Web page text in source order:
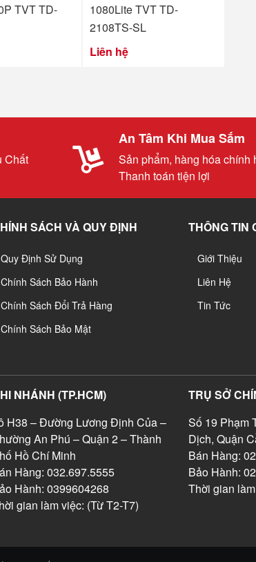
TVT TD-
1080Lite TVT TD-
2108TS-SL
Liên hệ
Chất
An Tâm Khi Mua Sắm
Sản phẩm, hàng hóa chính
Thanh toán tiện lợi
SÁCH VÀ QUY ĐỊNH
Quy Định Sử Dụng
Chính Sách Bảo Hành
Chính Sách Đổi Trả Hàng
Chính Sách Bảo Mật
THÔNG TIN
Giới Thiệu
Liên Hệ
Tin Tức
NHÁNH (TP.HCM)
H38 – Đường Lương Định Của –
An Phú – Quận 2 – Thành
Hồ Chí Minh
Hàng: 032.697.5555
Hành: 0399604268
gian làm việc: (Từ T2-T7)
TRỤ SỞ
Số 19 Phạm
Dịch, Quận
Bán Hàng:
Bảo Hành:
Thời gian